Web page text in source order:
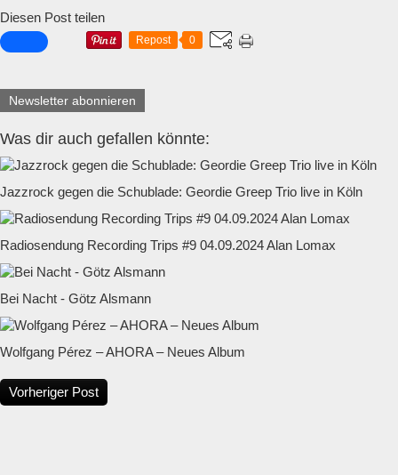
Diesen Post teilen
Repost 0
Newsletter abonnieren
Was dir auch gefallen könnte:
Jazzrock gegen die Schublade: Geordie Greep Trio live in Köln
Radiosendung Recording Trips #9 04.09.2024 Alan Lomax
Bei Nacht - Götz Alsmann
Wolfgang Pérez – AHORA – Neues Album
Vorheriger Post